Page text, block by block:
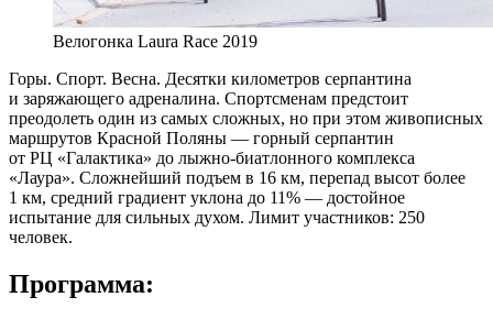
Велогонка Laura Race 2019
Горы. Спорт. Весна. Десятки километров серпантина
и заряжающего адреналина. Спортсменам предстоит
преодолеть один из самых сложных, но при этом живописных
маршрутов Красной Поляны — горный серпантин
от РЦ «Галактика» до лыжно-биатлонного комплекса
«Лаура». Сложнейший подъем в 16 км, перепад высот более
1 км, средний градиент уклона до 11% — достойное
испытание для сильных духом. Лимит участников: 250
человек.
Программа: